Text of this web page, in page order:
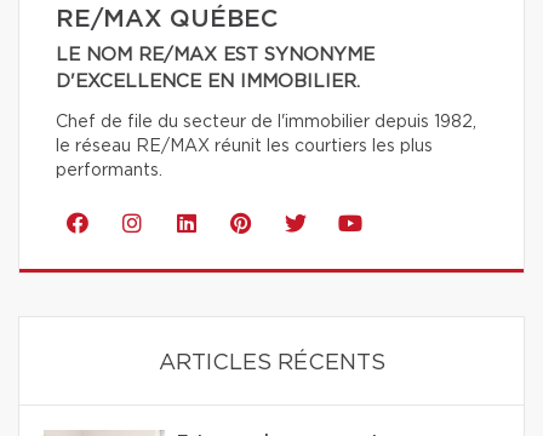
RE/MAX QUÉBEC
LE NOM RE/MAX EST SYNONYME
D'EXCELLENCE EN IMMOBILIER.
Chef de file du secteur de l'immobilier depuis 1982,
le réseau RE/MAX réunit les courtiers les plus
performants.
ARTICLES RÉCENTS